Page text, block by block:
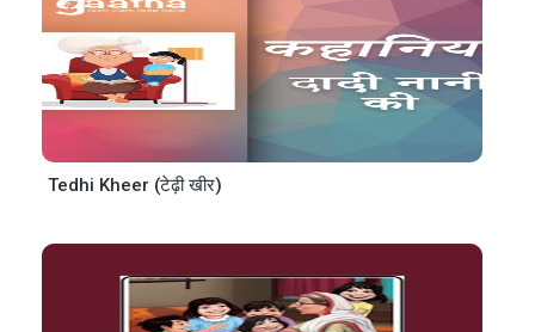
Tedhi Kheer (टेढ़ी खीर)